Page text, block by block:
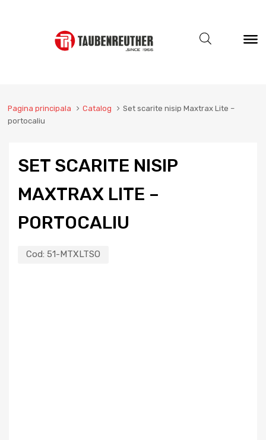
Pagina principala Catalog
Set scarite nisip Maxtrax Lite –
portocaliu
SET SCARITE NISIP
MAXTRAX LITE –
PORTOCALIU
Cod: 51-MTXLTSO